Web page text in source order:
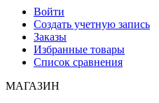
Войти
Создать учетную запись
Заказы
Избранные товары
Список сравнения
МАГАЗИН